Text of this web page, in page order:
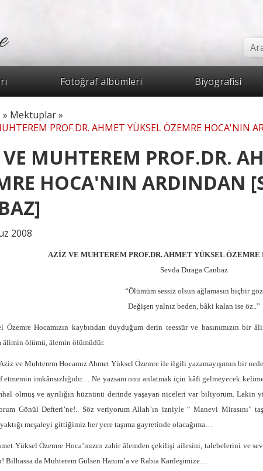
Ara
Fotoğraf albümleri Biyografisi
» Mektuplar»
PROF.DR. AHMET YÜKSEL ÖZEMRE HOCA'NIN
MUHTEREM PROF.DR.
HOCA'NIN ARDINDAN
2008
AZİZ VE MUHTEREM PROF.DR. AHMET YÜKSEL ÖZEMRE
Sevda Dıraga Canbaz
“Ölümüm sessiz olsun ağlamasın hiçbir göz
Değişen yalnız beden, bâki kalan ise öz..”
Özemre Hocamızın kaybından duyduğum derin teessür ve basınımızın bir
âlimin ölümü, âlemin ölümüdür.
ve Muhterem Hocamız Ahmet Yüksel Özemre ile ilgili yazamayışımın bir
etmemin imkânsızlığıdır… Ne yazsam onu anlatmak için kâfi gelmeyecek
olmuş ve ayrılığın hüznünü derinde yaşayan niceleri var biliyorum. Lakin
Gönül Defteri’ne!.. Söz veriyorum Allah’ın izniyle “ Manevi Mirasını”
meşaleyi gittiğimiz her yere taşıma gayretinde olacağıma…
Yüksel Özemre Hoca’mızın zahir âlemden çekilişi ailesini, talebelerini ve
Bilhassa da Muhterem Gülsen Hanım’a ve Rabia Kardeşimize…